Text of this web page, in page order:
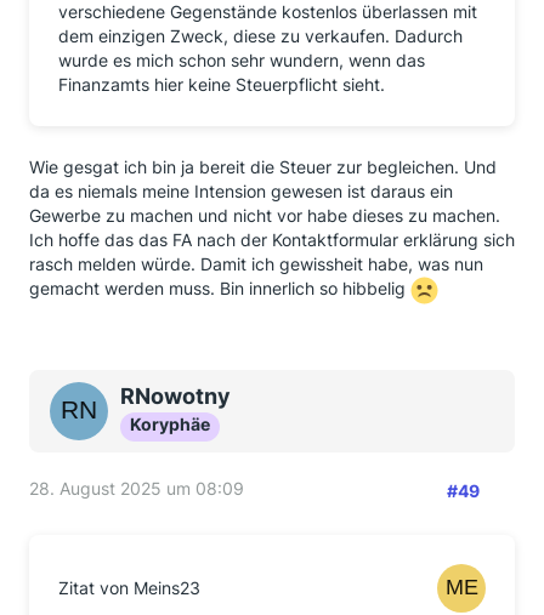
verschiedene Gegenstände kostenlos überlassen mit
dem einzigen Zweck, diese zu verkaufen. Dadurch
wurde es mich schon sehr wundern, wenn das
Finanzamts hier keine Steuerpflicht sieht.
Wie gesgat ich bin ja bereit die Steuer zur begleichen. Und
da es niemals meine Intension gewesen ist daraus ein
Gewerbe zu machen und nicht vor habe dieses zu machen.
Ich hoffe das das FA nach der Kontaktformular erklärung sich
rasch melden würde. Damit ich gewissheit habe, was nun
gemacht werden muss. Bin innerlich so hibbelig
RNowotny
Koryphäe
28. August 2025 um 08:09 #49
Zitat von Meins23